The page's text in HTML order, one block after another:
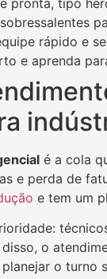
pronta, tipo
rápido e
e aprenda
é a cola
e perda de
e tem um
o
o turno